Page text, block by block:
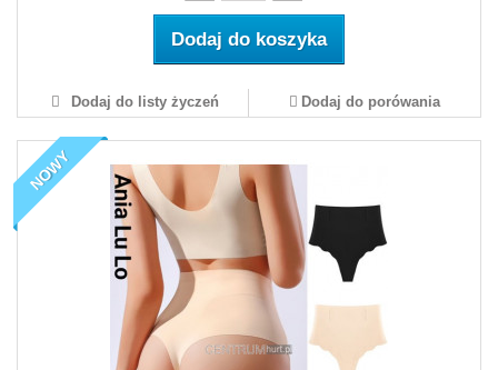
Dodaj do koszyka
Dodaj do listy życzeń Dodaj do porówania
NOWY